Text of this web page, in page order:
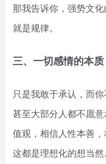
那我告诉你，强势文
就是规律。
三、一切感情的本
只是我敢于承认，而你
甚至大部分人都不愿
值观，相信人性本善，
这都是理想化的想当然。